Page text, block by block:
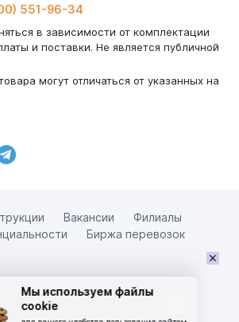
Мы используем файлы
cookie
551-96-34
в зависимости от комплектации
и поставки. Не является публичной
могут отличаться от указанных на
Вакансии
Филиалы
Биржа перевозок
×